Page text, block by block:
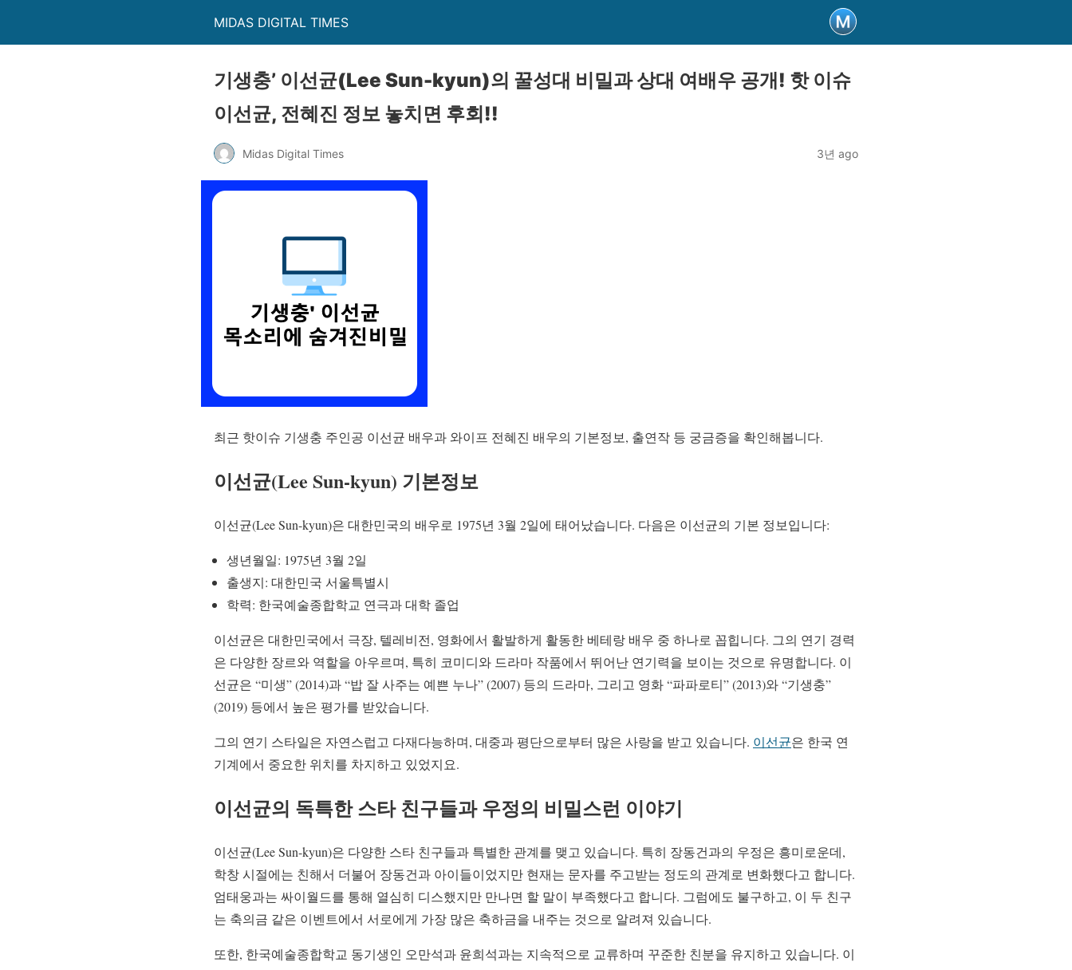
MIDAS DIGITAL TIMES
기생충’ 이선균(Lee Sun-kyun)의 꿀성대 비밀과 상대 여배우 공개! 핫 이슈
이선균, 전혜진 정보 놓치면 후회!!
Midas Digital Times 3년 ago
최근 핫이슈 기생충 주인공 이선균 배우과 와이프 전혜진 배우의 기본정보, 출연작 등 궁금증을 확인해봅니다.
이선균(Lee Sun-kyun) 기본정보
이선균(Lee Sun-kyun)은 대한민국의 배우로 1975년 3월 2일에 태어났습니다. 다음은 이선균의 기본 정보입니다:
생년월일: 1975년 3월 2일
출생지: 대한민국 서울특별시
학력: 한국예술종합학교 연극과 대학 졸업
이선균은 대한민국에서 극장, 텔레비전, 영화에서 활발하게 활동한 베테랑 배우 중 하나로 꼽힙니다. 그의 연기 경력
은 다양한 장르와 역할을 아우르며, 특히 코미디와 드라마 작품에서 뛰어난 연기력을 보이는 것으로 유명합니다. 이
선균은 “미생” (2014)과 “밥 잘 사주는 예쁜 누나” (2007) 등의 드라마, 그리고 영화 “파파로티” (2013)와 “기생충”
(2019) 등에서 높은 평가를 받았습니다.
그의 연기 스타일은 자연스럽고 다재다능하며, 대중과 평단으로부터 많은 사랑을 받고 있습니다. 이선균은 한국 연
기계에서 중요한 위치를 차지하고 있었지요.
이선균의 독특한 스타 친구들과 우정의 비밀스런 이야기
이선균(Lee Sun-kyun)은 다양한 스타 친구들과 특별한 관계를 맺고 있습니다. 특히 장동건과의 우정은 흥미로운데,
학창 시절에는 친해서 더불어 장동건과 아이들이었지만 현재는 문자를 주고받는 정도의 관계로 변화했다고 합니다.
엄태웅과는 싸이월드를 통해 열심히 디스했지만 만나면 할 말이 부족했다고 합니다. 그럼에도 불구하고, 이 두 친구
는 축의금 같은 이벤트에서 서로에게 가장 많은 축하금을 내주는 것으로 알려져 있습니다.
또한, 한국예술종합학교 동기생인 오만석과 윤희석과는 지속적으로 교류하며 꾸준한 친분을 유지하고 있습니다. 이